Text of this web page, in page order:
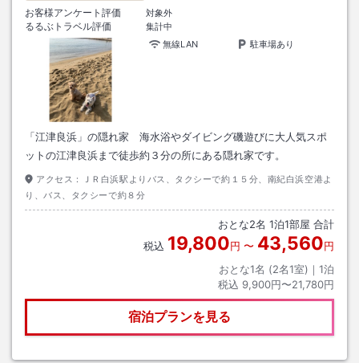
お客様アンケート評価
対象外
るるぶトラベル評価
集計中
無線LAN
駐車場あり
「江津良浜」の隠れ家 海水浴やダイビング磯遊びに大人気スポ
ットの江津良浜まで徒歩約３分の所にある隠れ家です。
アクセス：
ＪＲ白浜駅よりバス、タクシーで約１５分、南紀白浜空港よ
り、バス、タクシーで約８分
おとな2名 1泊1部屋 合計
税込 19,800円 〜 43,560円
おとな1名 (2名1室)｜ 1泊
税込 9,900円〜21,780円
宿泊プランを見る